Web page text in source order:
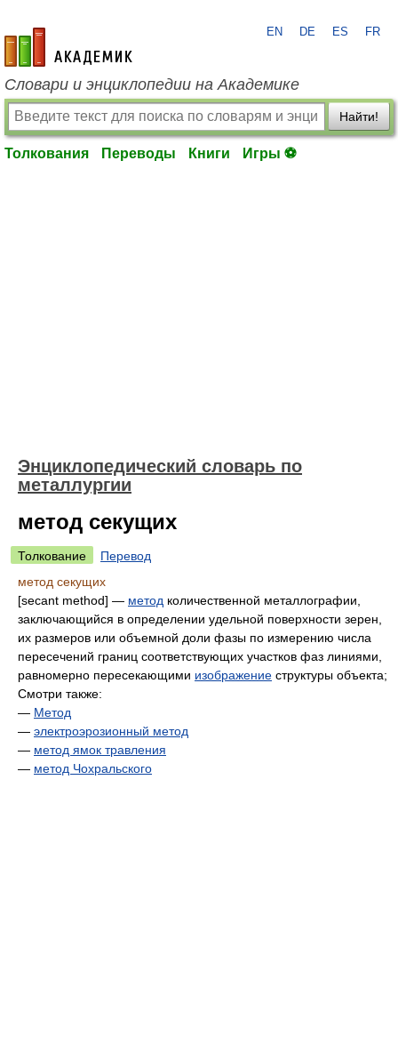
academic.ru
EN DE ES FR
Словари и энциклопедии на Академике
Найти!
Толкования Переводы Книги Игры ⚽
Энциклопедический словарь по
металлургии
метод секущих
Толкование
Перевод
метод секущих
[secant method] — метод количественной металлографии,
заключающийся в определении удельной поверхности зерен,
их размеров или объемной доли фазы по измерению числа
пересечений границ соответствующих участков фаз линиями,
равномерно пересекающими изображение структуры объекта;
Смотри также:
— Метод
— электроэрозионный метод
— метод ямок травления
— метод Чохральского